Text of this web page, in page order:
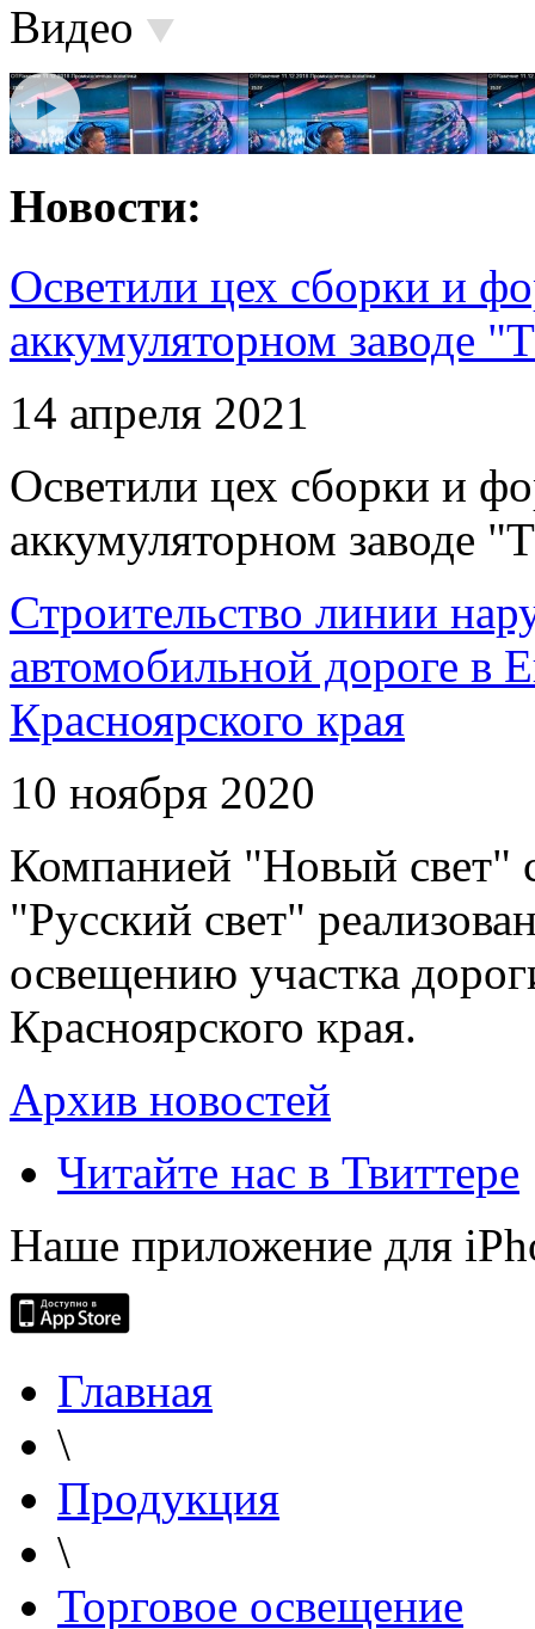
Видео
Новости:
Осветили цех сборки и
аккумуляторном заводе
14 апреля 2021
Осветили цех сборки и
аккумуляторном заводе
Строительство линии
автомобильной дороге в
Красноярского края
10 ноября 2020
Компанией "Новый свет"
"Русский свет"
освещению участка
Красноярского края.
Архив новостей
Читайте нас в Твиттере
Наше приложение для
Главная
\
Продукция
\
Торговое освещение